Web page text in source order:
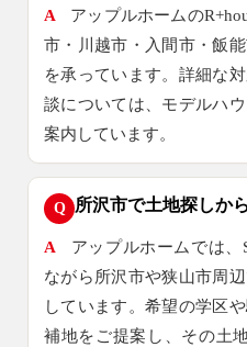
A
アップルホームの
市・川越市・入間市・飯
を承っています。詳細な
談については、モデルハ
案内しています。
Q 所沢市で土地探しか
A
アップルホームでは
ながら所沢市や狭山市周
しています。希望の学区
補地をご提案し、その土
事業用
04-2968-